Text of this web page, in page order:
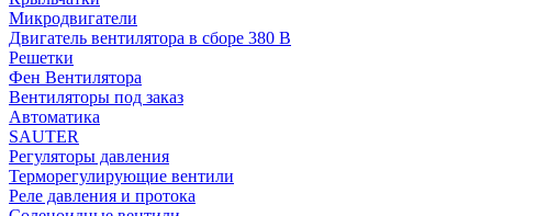
Микродвигатели
Двигатель вентилятора в сборе 380 В
Решетки
Фен Вентилятора
Вентиляторы под заказ
Автоматика
SAUTER
Регуляторы давления
Терморегулирующие вентили
Реле давления и протока